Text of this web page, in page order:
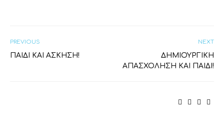
PREVIOUS
ΠΑΙΔΊ ΚΑΙ ΆΣΚΗΣΗ!
NEXT
ΔΗΜΙΟΥΡΓΙΚΉ
ΑΠΑΣΧΌΛΗΣΗ ΚΑΙ ΠΑΙΔΊ!